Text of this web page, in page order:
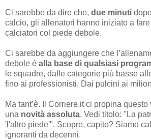
Ci sarebbe da dire che, due minuti
calcio, gli allenatori hanno iniziato a
calciatori col piede debole.
Ci sarebbe da aggiungere che
debole è alla base di qualsiasi
le squadre, dalle categorie più basse
fino ai professionisti. Dai pulcini ai
Ma tant’è. Il Corriere.it ci propina
una novità assoluta. Vedi titolo: "La
'l'altro piede'". Scopre, capito? Siamo
ignoranti da decenni.